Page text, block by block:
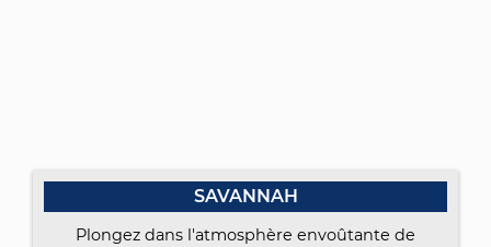
SAVANNAH
Plongez dans l'atmosphère envoûtante de